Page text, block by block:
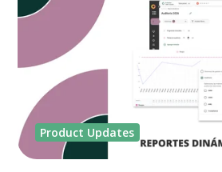
Product Updates